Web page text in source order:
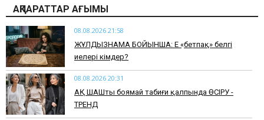
АҚПАРАТТАР АҒЫМЫ
08.08.2026 21:58
ЖҰЛДЫЗНАМА БОЙЫНША: Ең «бетпақ» белгі
иелері кімдер?
08.08.2026 20:31
АҚ ШАШты боямай табиғи қалпында ӨСІРУ -
ТРЕНД